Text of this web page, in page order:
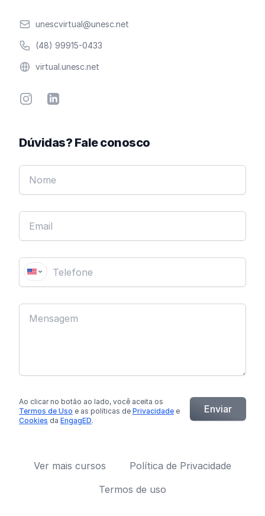
Emailunescvirtual@unesc.net
Telefone(48) 99915-0433
Websitevirtual.unesc.net
InstagramLinkedin
Dúvidas? Fale conosco
Ao clicar no botão ao lado, você aceita os
Termos de Uso e as políticas de Privacidade e
Cookies da EngagED.
Enviar
Ver mais cursos
Política de Privacidade
Termos de uso